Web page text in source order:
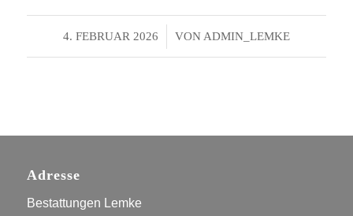
4. FEBRUAR 2026
/ VON ADMIN_LEMKE
Adresse
Bestattungen Lemke